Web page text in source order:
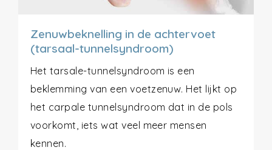
Zenuwbeknelling in de achtervoet
(tarsaal-tunnelsyndroom)
Het tarsale-tunnelsyndroom is een
beklemming van een voetzenuw. Het lijkt op
het carpale tunnelsyndroom dat in de pols
voorkomt, iets wat veel meer mensen
kennen.